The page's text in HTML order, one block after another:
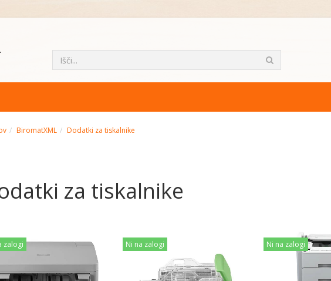
BiromatXML Dodatki za tiskalnike
za tiskalnike
zalogi Ni na zalogi Ni na zalogi